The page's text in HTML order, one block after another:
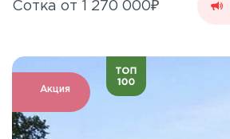
Сотка от 1 270 000₽
Акция